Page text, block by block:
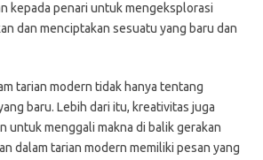
kepada penari untuk mengeksplorasi
dan menciptakan sesuatu yang baru dan
tarian modern tidak hanya tentang
baru. Lebih dari itu, kreativitas juga
untuk menggali makna di balik gerakan
dalam tarian modern memiliki pesan yang